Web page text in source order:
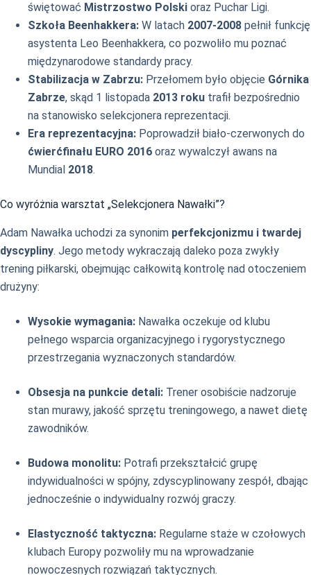
świętować Mistrzostwo Polski oraz Puchar Ligi.
Szkoła Beenhakkera: W latach 2007-2008 pełnił funkcję
asystenta Leo Beenhakkera, co pozwoliło mu poznać
międzynarodowe standardy pracy.
Stabilizacja w Zabrzu: Przełomem było objęcie Górnika
Zabrze, skąd 1 listopada 2013 roku trafił bezpośrednio
na stanowisko selekcjonera reprezentacji.
Era reprezentacyjna: Poprowadził biało-czerwonych do
ćwierćfinału EURO 2016 oraz wywalczył awans na
Mundial 2018.
Co wyróżnia warsztat „Selekcjonera Nawałki”?
Adam Nawałka uchodzi za synonim perfekcjonizmu i twardej
dyscypliny. Jego metody wykraczają daleko poza zwykły
trening piłkarski, obejmując całkowitą kontrolę nad otoczeniem
drużyny:
Wysokie wymagania: Nawałka oczekuje od klubu
pełnego wsparcia organizacyjnego i rygorystycznego
przestrzegania wyznaczonych standardów.
Obsesja na punkcie detali: Trener osobiście nadzoruje
stan murawy, jakość sprzętu treningowego, a nawet dietę
zawodników.
Budowa monolitu: Potrafi przekształcić grupę
indywidualności w spójny, zdyscyplinowany zespół, dbając
jednocześnie o indywidualny rozwój graczy.
Elastyczność taktyczna: Regularne staże w czołowych
klubach Europy pozwoliły mu na wprowadzanie
nowoczesnych rozwiązań taktycznych.